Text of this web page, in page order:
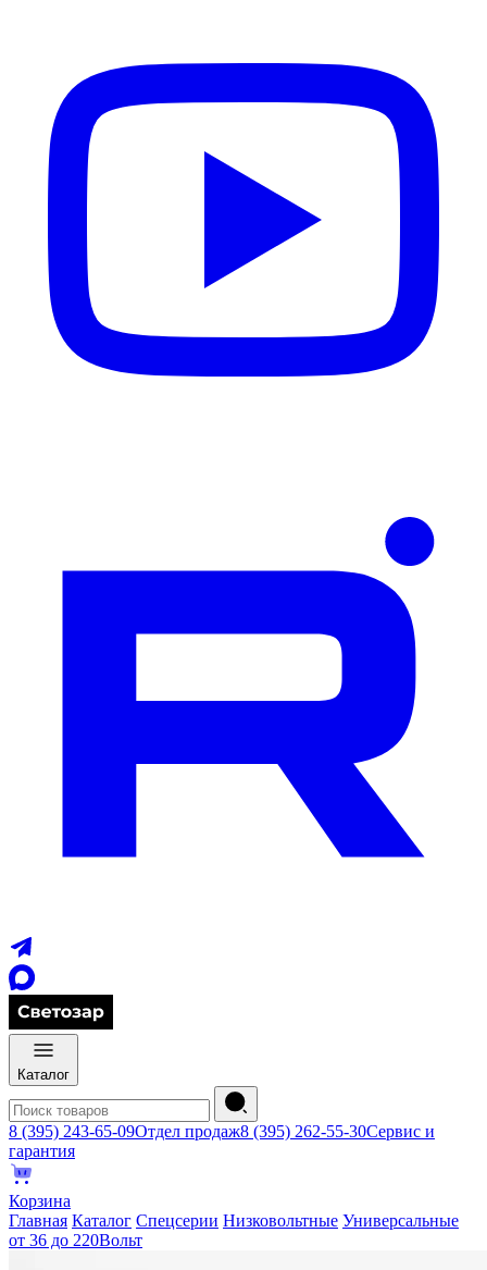
Каталог
8 (395) 243-65-09Отдел продаж8 (395) 262-55-30Сервис и
гарантия
Корзина
Главная Каталог Спецсерии Низковольтные Универсальные
от 36 до 220Вольт